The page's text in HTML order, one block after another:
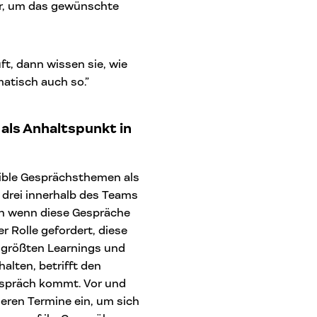
um das gewünschte
dann wissen sie, wie
auch so.”
Anhaltspunkt in
Gesprächsthemen als
innerhalb des Teams
diese Gespräche
Rolle gefordert, diese
Learnings und
betrifft den
kommt. Vor und
Termine ein, um sich